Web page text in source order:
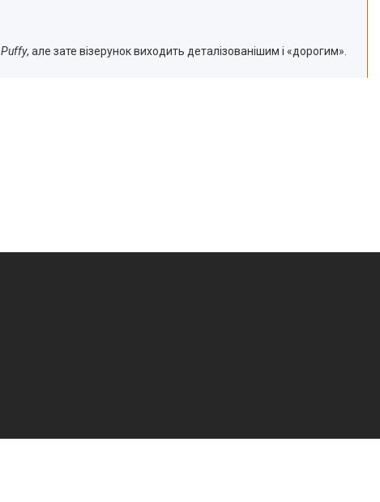
Puffy, але зате візерунок виходить деталізованішим і «дорогим».